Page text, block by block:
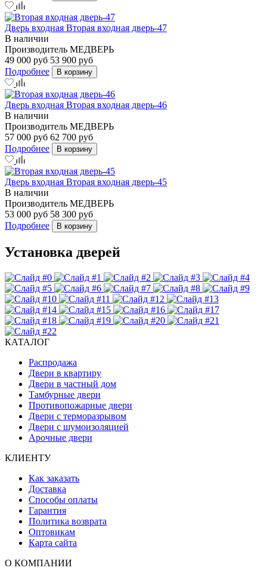
Дверь входная Вторая входная дверь-47
В наличии
Производитель МЕДВЕРЬ
49 000 руб 53 900 руб
Подробнее
В корзину
Дверь входная Вторая входная дверь-46
В наличии
Производитель МЕДВЕРЬ
57 000 руб 62 700 руб
Подробнее
В корзину
Дверь входная Вторая входная дверь-45
В наличии
Производитель МЕДВЕРЬ
53 000 руб 58 300 руб
Подробнее
В корзину
Установка дверей
КАТАЛОГ
Распродажа
Двери в квартиру
Двери в частный дом
Тамбурные двери
Противопожарные двери
Двери с терморазрывом
Двери с шумоизоляцией
Арочные двери
КЛИЕНТУ
Как заказать
Доставка
Способы оплаты
Гарантия
Политика возврата
Оптовикам
Карта сайта
О КОМПАНИИ